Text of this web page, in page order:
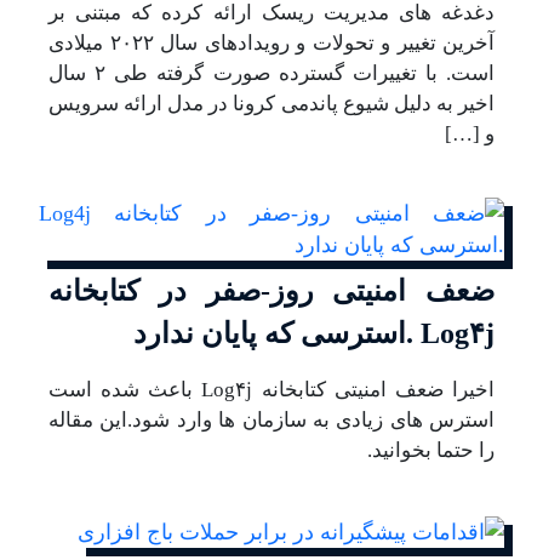
دغدغه های مدیریت ریسک ارائه کرده که مبتنی بر
آخرین تغییر و تحولات و رویدادهای سال ۲۰۲۲ میلادی
است. با تغییرات گسترده صورت گرفته طی ۲ سال
اخیر به دلیل شیوع پاندمی کرونا در مدل ارائه سرویس
و […]
ضعف امنیتی روز-صفر در کتابخانه
Log۴j .استرسی که پایان ندارد
اخیرا ضعف امنیتی کتابخانه Log۴j باعث شده است
استرس های زیادی به سازمان ها وارد شود.این مقاله
را حتما بخوانید.